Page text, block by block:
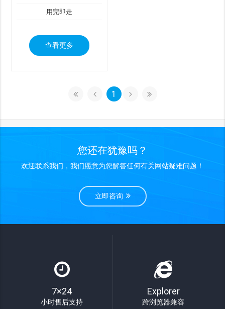
用完即走
查看更多
1
您还在犹豫吗？
欢迎联系我们，我们愿意为您解答任何有关网站疑难问题！
立即咨询
7×24
小时售后支持
Explorer
跨浏览器兼容